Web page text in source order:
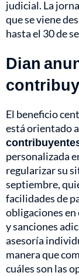
judicial. La
que se viene
hasta el 30 de
Dian
El beneficio
está orientado
personalizada
regularizar su
septiembre,
facilidades de
obligaciones en
y sanciones
asesoría
manera que
cuáles son las